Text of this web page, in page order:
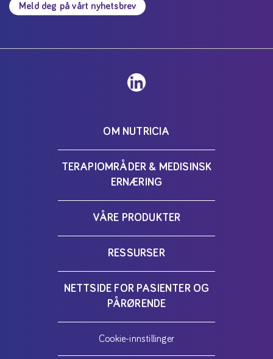
Meld deg på vårt nyhetsbrev
OM NUTRICIA
TERAPIOMRÅDER & MEDISINSK
ERNÆRING
VÅRE PRODUKTER
RESSURSER
NETTSIDE FOR PASIENTER OG
PÅRØRENDE
Cookie-innstillinger